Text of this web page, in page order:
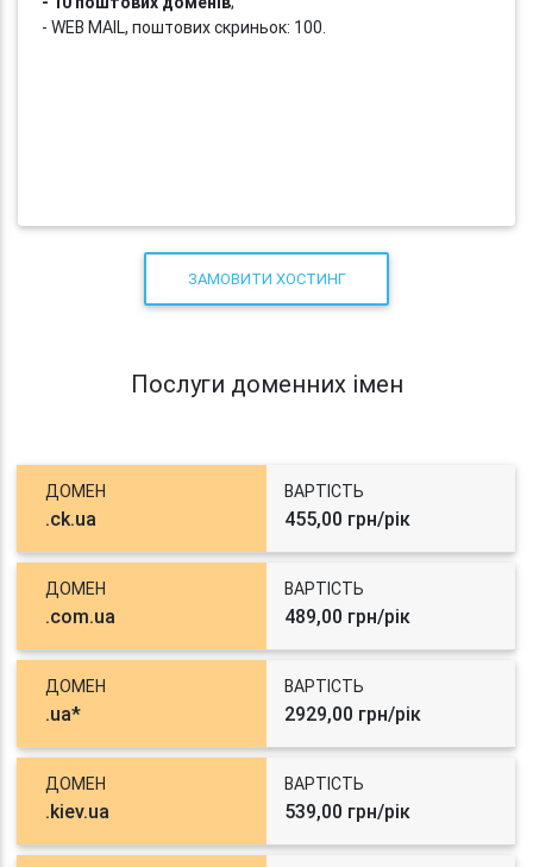
- WEB MAIL, поштових скриньок: 100.
ЗАМОВИТИ ХОСТИНГ
Послуги доменних імен
ДОМЕН
.ck.ua
ВАРТІСТЬ
455,00 грн/рік
ДОМЕН
.com.ua
ВАРТІСТЬ
489,00 грн/рік
ДОМЕН
.ua*
ВАРТІСТЬ
2929,00 грн/рік
ДОМЕН
.kiev.ua
ВАРТІСТЬ
539,00 грн/рік